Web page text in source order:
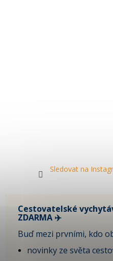
Sledovat na
Cestovatelské
ZDARMA ✈️
Buď mezi prvními, kdo
novinky ze světa